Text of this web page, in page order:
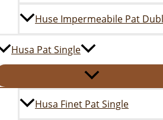
Huse Impermeabile Pat
Husa Pat Single
Husa Finet Pat Single